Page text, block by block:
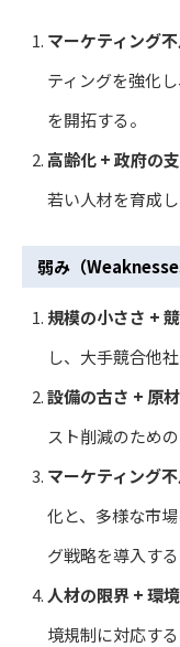
マーケティング
ティングを強化
を開拓する。
高齢化 + 政府の
若い人材を育成
弱み（
規模の小ささ +
し、大手競合他
設備の古さ + 原
スト削減のため
マーケティング
化と、多様な市
グ戦略を導入する
人材の限界 + 環
境規制に対応す